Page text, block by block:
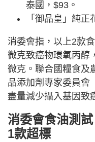
泰國，$93。
「御品皇」純
消委會指，以上2款
微克致癌物環氧丙醇
微克。聯合國糧食及
品添加劑專家委員會
盡量減少攝入基因致
消委會食油測
1款超標